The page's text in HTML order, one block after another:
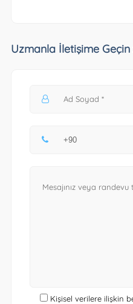
Uzmanla İletişime Geçin
Kişisel verilere ilişkin